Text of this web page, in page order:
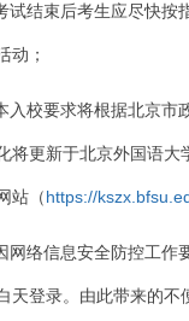
试结束后考生应尽快按
动；
入校要求将根据北京市
将更新于北京外国语大
站（https://
网络信息安全防控工作
天登录。由此带来的不